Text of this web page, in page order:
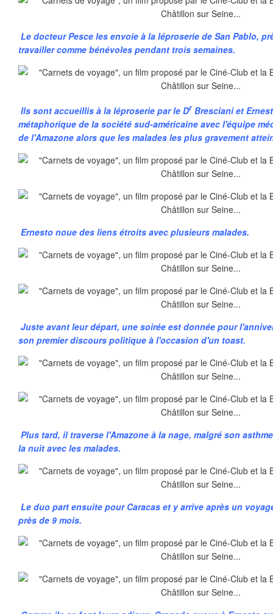
Le docteur Pesce les envoie à la léproserie de San Pablo,
travailler comme bénévoles pendant trois semaines.
Ils sont accueillis à la léproserie par le Dr Bresciani et
métaphorique de la société sud-américaine avec l'équipe
de l'Amazone alors que les malades les plus gravement
Ernesto noue des liens étroits avec plusieurs malades.
Juste avant leur départ, une soirée est donnée pour
son premier discours politique à l'occasion d'un toast.
Plus tard, il traverse l'Amazone à la nage, malgré son
la nuit avec les malades.
Le duo part ensuite pour Caracas et y arrive après un
près de 9 mois.